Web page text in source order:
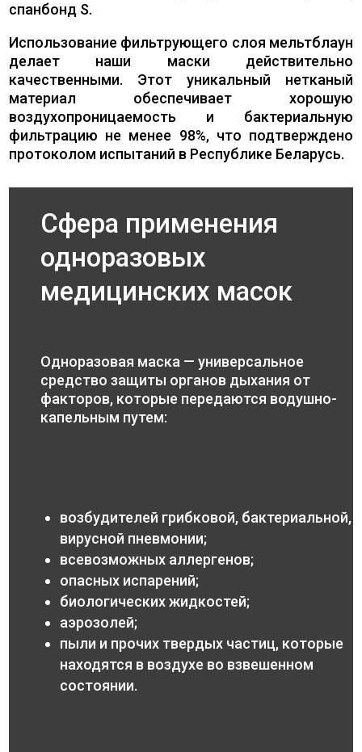
спанбонд S.
Использование фильтрующего слоя мельтблаун
делает наши маски действительно
качественными. Этот уникальный нетканый
материал обеспечивает хорошую
воздухопроницаемость и бактериальную
фильтрацию не менее 98%, что подтверждено
протоколом испытаний в Республике Беларусь.
Сфера применения
одноразовых
медицинских масок
Одноразовая маска — универсальное
средство защиты органов дыхания от
факторов, которые передаются водушно-
капельным путем:
возбудителей грибковой, бактериальной,
вирусной пневмонии;
всевозможных аллергенов;
опасных испарений;
биологических жидкостей;
аэрозолей;
пыли и прочих твердых частиц, которые
находятся в воздухе во взвешенном
состоянии.